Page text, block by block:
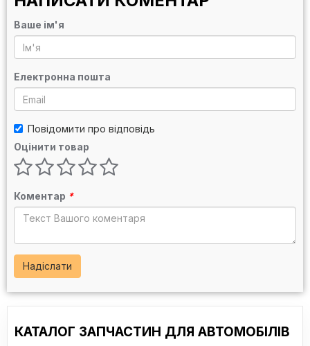
Ваше ім'я
Електронна пошта
Повідомити про відповідь
Оцінити товар
Коментар *
Надіслати
КАТАЛОГ ЗАПЧАСТИН ДЛЯ АВТОМОБІЛІВ